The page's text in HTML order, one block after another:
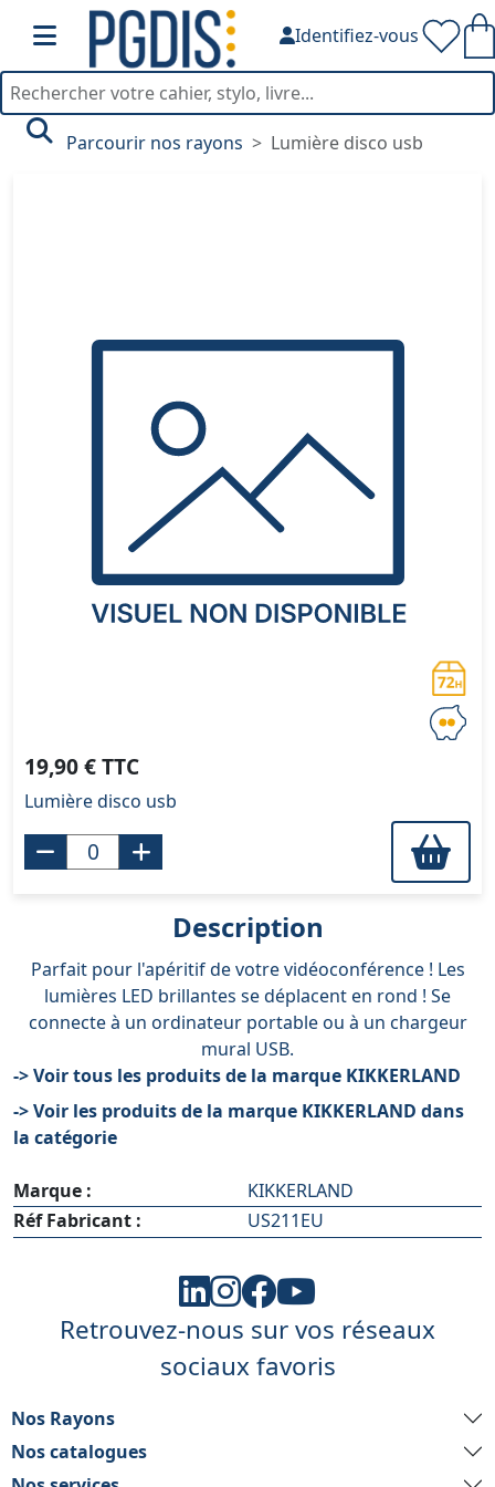
Identifiez-vous
Parcourir nos rayons Lumière disco usb
19,90 € TTC
Lumière disco usb
Description
Parfait pour l'apéritif de votre vidéoconférence ! Les
lumières LED brillantes se déplacent en rond ! Se
connecte à un ordinateur portable ou à un chargeur
mural USB.
-> Voir tous les produits de la marque KIKKERLAND
-> Voir les produits de la marque KIKKERLAND dans
la catégorie
Marque :
KIKKERLAND
Réf Fabricant :
US211EU
Retrouvez-nous sur vos réseaux
sociaux favoris
Nos Rayons
Nos catalogues